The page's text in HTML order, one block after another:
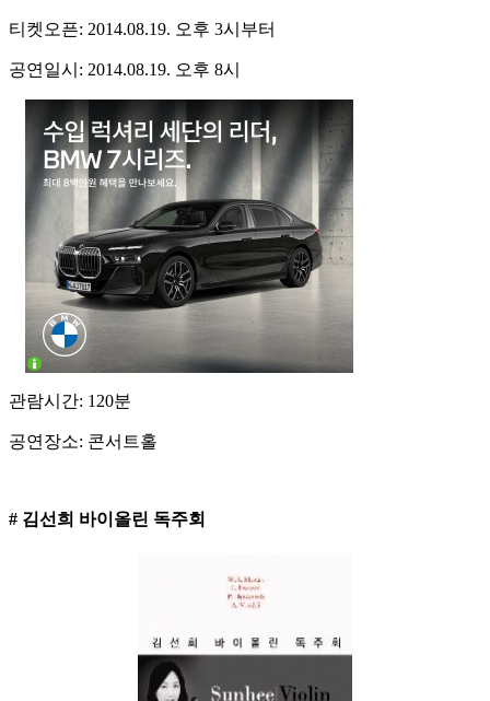
티켓오픈: 2014.08.19. 오후 3시부터
공연일시: 2014.08.19. 오후 8시
관람시간: 120분
공연장소: 콘서트홀
# 김선희 바이올린 독주회